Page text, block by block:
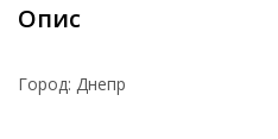
Опис
Город: Днепр